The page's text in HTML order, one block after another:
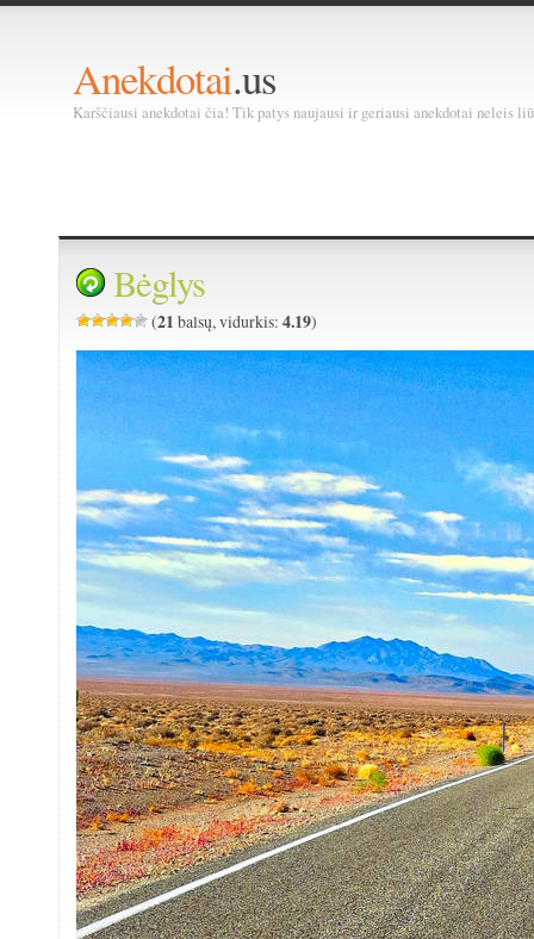
Anekdotai.us
Karščiausi anekdotai čia! Tik patys naujausi ir geriausi anekdotai neleis
Bėglys
(21 balsų, vidurkis:4.19)